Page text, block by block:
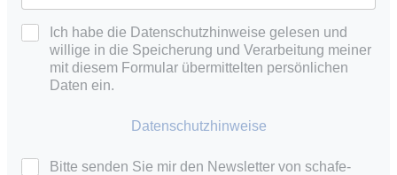
Ich habe die Datenschutzhinweise gelesen und
willige in die Speicherung und Verarbeitung meiner
mit diesem Formular übermittelten persönlichen
Daten ein.
Datenschutzhinweise
Bitte senden Sie mir den Newsletter von schafe-